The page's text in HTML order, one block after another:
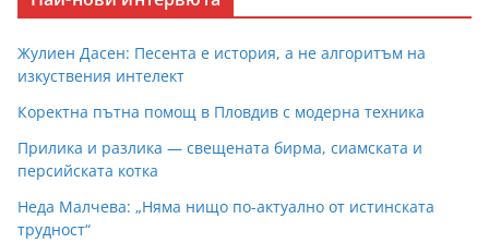
Жулиен Дасен: Песента е история, а не алгоритъм на
изкуствения интелект
Коректна пътна помощ в Пловдив с модерна техника
Прилика и разлика — свещената бирма, сиамската и
персийската котка
Неда Малчева: „Няма нищо по-актуално от истинската
трудност“